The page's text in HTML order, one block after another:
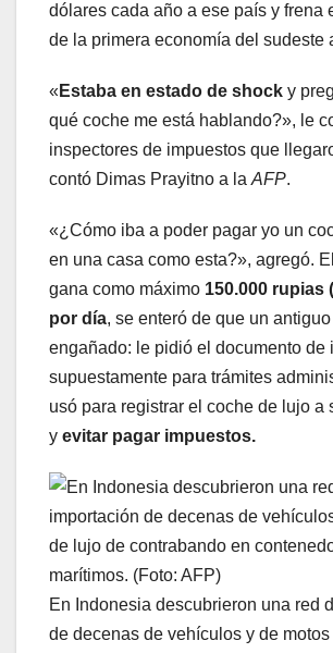
dólares cada año a ese país y frena
de la primera economía del sudeste
« Estaba en estado de shock y
qué coche me está hablando?», le
inspectores de impuestos que
contó Dimas Prayitno a laAFP.
«¿Cómo iba a poder pagar yo un
en una casa como esta?», agregó.
gana como máximo 150.000 rupias
por día, se enteró de que un
engañado: le pidió el documento de
supuestamente para trámites
usó para registrar el coche de lujo a
y evitar pagar impuestos.
En Indonesia descubrieron una red
de decenas de vehículos y de